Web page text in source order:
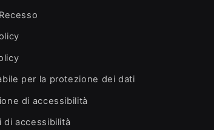
per la protezione dei dati
di accessibilità
di accessibilità